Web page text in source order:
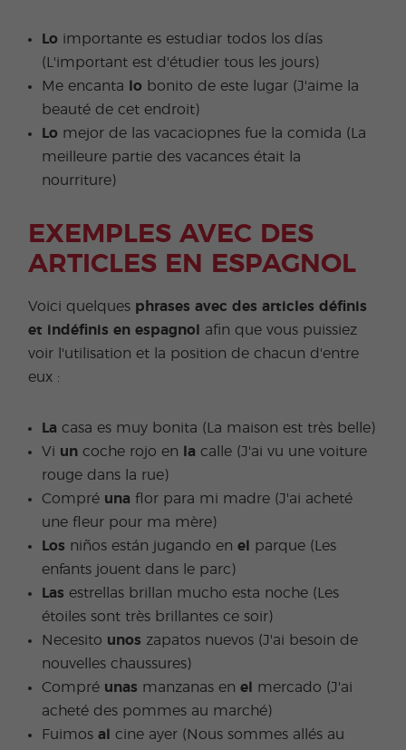
Lo importante es estudiar todos los días
(L'important est d'étudier tous les jours)
Me encanta
lo bonito de este lugar (J'aime la
beauté de cet endroit)
Lo mejor de las vacaciopnes fue la comida (La
meilleure partie des vacances était la
nourriture)
EXEMPLES AVEC DES
ARTICLES EN ESPAGNOL
Voici quelques phrases avec des articles définis
et indéfinis en espagnol
afin que vous puissiez
voir l'utilisation et la position de chacun d'entre
eux :
La casa es muy bonita (La maison est très belle)
Vi un coche rojo en la calle (J'ai vu une voiture
rouge dans la rue)
Compré una flor para mi madre (J'ai acheté
une fleur pour ma mère)
Los niños están jugando enel
parque (Les
enfants jouent dans le parc)
Las estrellas brillan mucho esta noche (Les
étoiles sont très brillantes ce soir)
Necesito unos zapatos nuevos (J'ai besoin de
nouvelles chaussures)
Compré unas manzanas enel
mercado (J'ai
acheté des pommes au marché)
Fuimosal
cine ayer (Nous sommes allés au